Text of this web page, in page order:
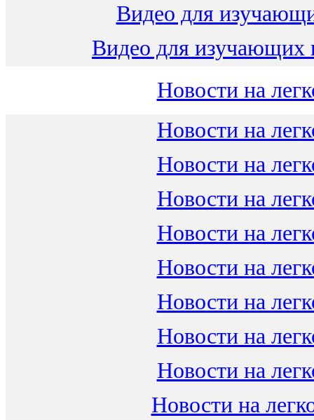
Видео для
Видео для изучающих
Новости на
Новости на
Новости на
Новости на
Новости на
Новости на
Новости на
Новости на
Новости на
Новости на